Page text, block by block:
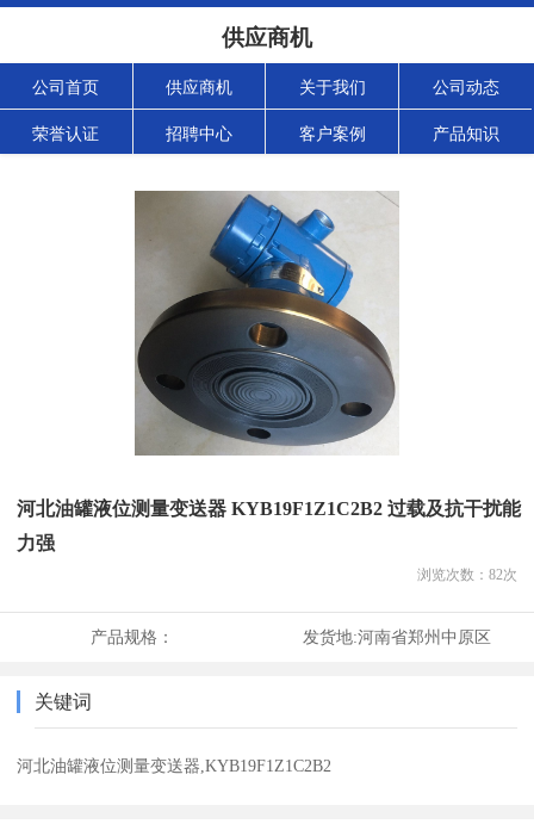
供应商机
公司首页 供应商机 关于我们 公司动态
荣誉认证 招聘中心 客户案例 产品知识
河北油罐液位测量变送器 KYB19F1Z1C2B2 过载及抗干扰能
力强
浏览次数： 82次
产品规格： 发货地:河南省郑州中原区
关键词
河北油罐液位测量变送器,KYB19F1Z1C2B2